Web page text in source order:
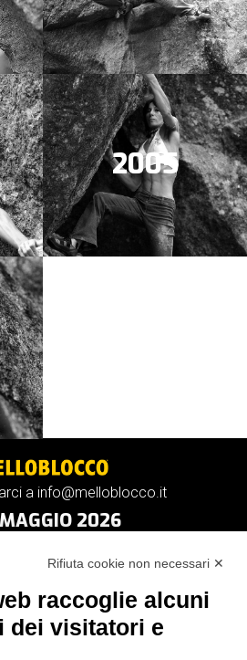
2005
a info@melloblocco.it
2026
Rifiuta cookie non necessari ✕
raccoglie alcuni
dei visitatori e